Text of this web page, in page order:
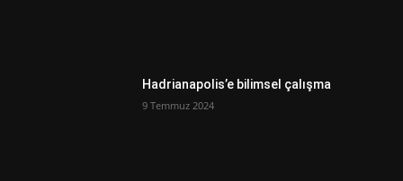
Hadrianapolis’e bilimsel çalışma
9 Temmuz 2024